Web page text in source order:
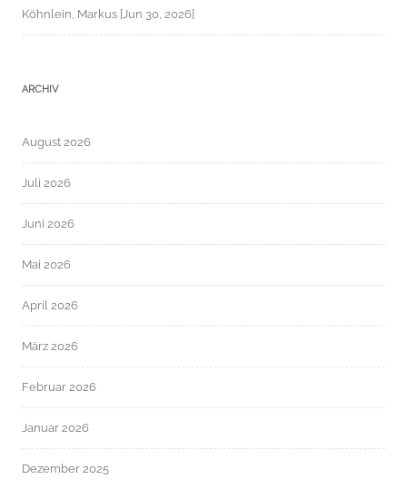
Köhnlein, Markus [Jun 30, 2026]
ARCHIV
August 2026
Juli 2026
Juni 2026
Mai 2026
April 2026
März 2026
Februar 2026
Januar 2026
Dezember 2025